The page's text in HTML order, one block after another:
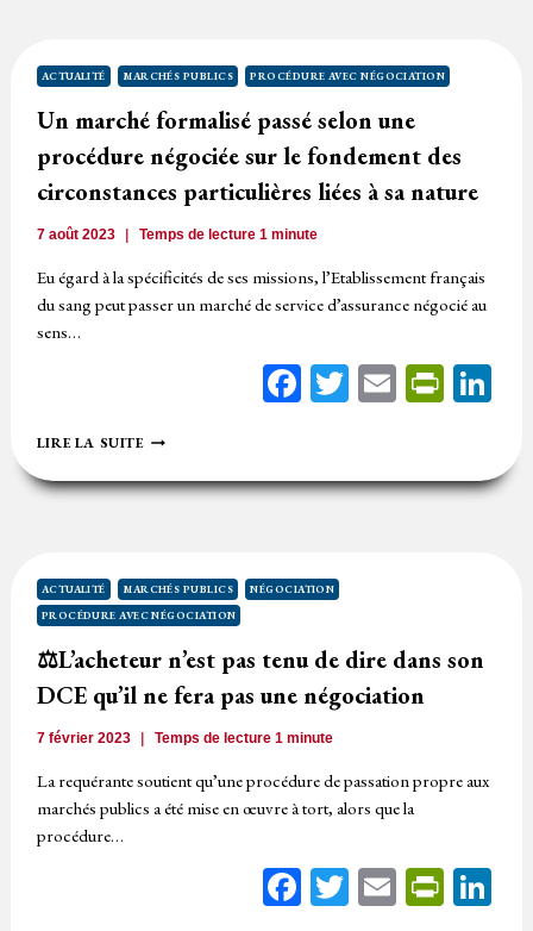
DANS
SES
SAUF
CAS
DE
MANQUEMENT
L’ÉGALITÉ
DE
ACTUALITÉ MARCHÉS PUBLICS PROCÉDURE AVEC NÉGOCIATION
Un marché formalisé passé selon une
procédure négociée sur le fondement des
circonstances particulières liées à sa nature
7 août 2023 Temps de lecture1 minute
Eu égard à la spécificités de ses missions, l’Etablissement français
du sang peut passer un marché de service d’assurance négocié au
sens…
Facebook
Twitter
Email
LIRE LA SUITEUN
FORMALISÉ
PASSÉ
NÉGOCIÉE
SUR
LE
FONDEMENT
DES
CIRCONSTANCES
PARTICULIÈRES
LIÉES
SA
NATURE
ACTUALITÉ MARCHÉS PUBLICS
NÉGOCIATION
PROCÉDURE AVEC NÉGOCIATION
⚖️L’acheteur n’est pas tenu de dire dans son
DCE qu’il ne fera pas une négociation
7 février 2023 Temps de lecture1 minute
La requérante soutient qu’une procédure de passation propre aux
marchés publics a été mise en œuvre à tort, alors que la
procédure…
Facebook
Twitter
Email